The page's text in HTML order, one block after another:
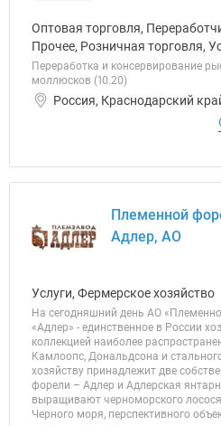
Оптовая торговля,
Прочее, Розничная торговля,
Переработка и консервирование
моллюсков (10.20)
Россия, Краснодарский
Племенной
Адлер, АО
Услуги, Фермерское хозяйство
На сегодняшний день АО
«Адлер» - единственное в России
коллекцией наиболее
Камлоопс, Дональдсона и
хозяйству принадлежит две
форели – Адлер и Адлерская
выращивают черноморского
Черного моря, перспективного